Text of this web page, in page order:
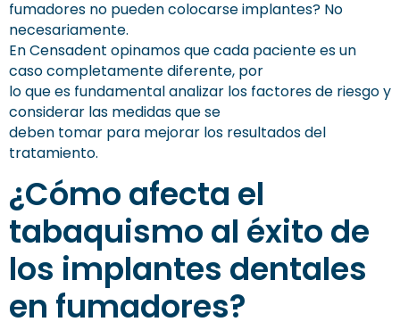
fumadores no pueden colocarse implantes? No
necesariamente.
En Censadent opinamos que cada paciente es un
caso completamente diferente, por
lo que es fundamental analizar los factores de riesgo y
considerar las medidas que se
deben tomar para mejorar los resultados del
tratamiento.
¿Cómo afecta el
tabaquismo al éxito de
los implantes dentales
en fumadores?